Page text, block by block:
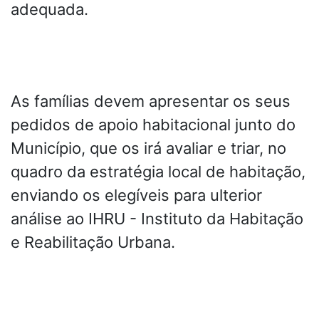
adequada.
As famílias devem apresentar os seus
pedidos de apoio habitacional junto do
Município, que os irá avaliar e triar, no
quadro da estratégia local de habitação,
enviando os elegíveis para ulterior
análise ao IHRU - Instituto da Habitação
e Reabilitação Urbana.